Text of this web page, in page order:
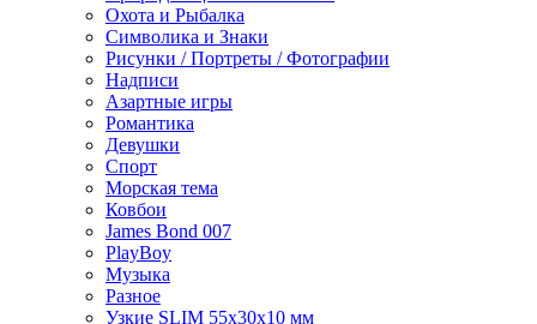
Охота и Рыбалка
Символика и Знаки
Рисунки / Портреты / Фотографии
Надписи
Азартные игры
Романтика
Девушки
Спорт
Морская тема
Ковбои
James Bond 007
PlayBoy
Музыка
Разное
Узкие SLIM 55x30x10 мм